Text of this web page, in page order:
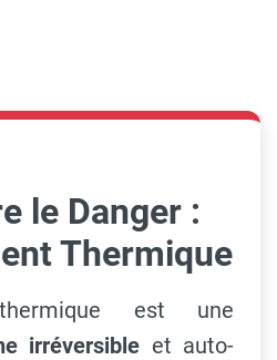
le Danger :
Thermique
thermique est une
irréversible et auto-